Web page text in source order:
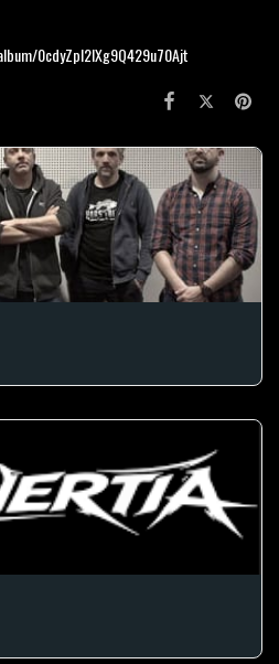
0cdyZpI2IXg9Q429u70Ajt